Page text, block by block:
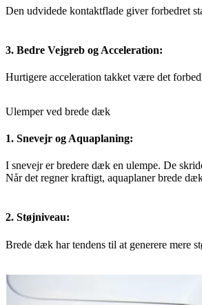
Den udvidede kontaktflade giver forbedret
3. Bedre Vejgreb og Acceleration:
Hurtigere acceleration takket være det
Ulemper ved brede dæk
1. Snevejr og Aquaplaning:
I snevejr er bredere dæk en ulempe. De
Når det regner kraftigt, aquaplaner brede
2. Støjniveau:
Brede dæk har tendens til at generere mere